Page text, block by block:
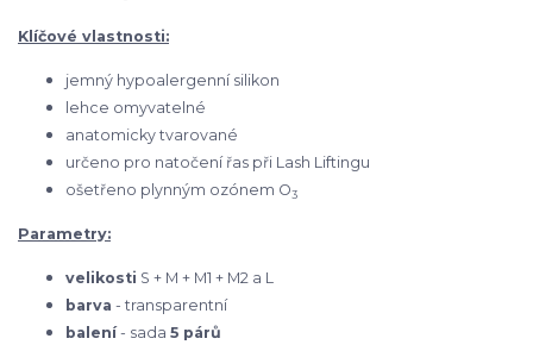
Klíčové vlastnosti:
jemný hypoalergenní silikon
lehce omyvatelné
anatomicky tvarované
určeno pro natočení řas při Lash Liftingu
ošetřeno plynným ozónem O3
Parametry:
velikosti S + M + M1 + M2 a L
barva - transparentní
balení- sada 5 párů